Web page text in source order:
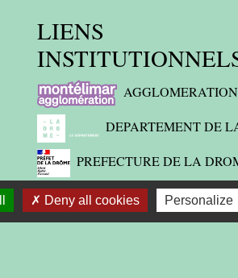
LIENS
AGGLOMERATION
DEPARTEMENT DE
PREFECTURE DE LA
REGION
Deny all cookies Personalize